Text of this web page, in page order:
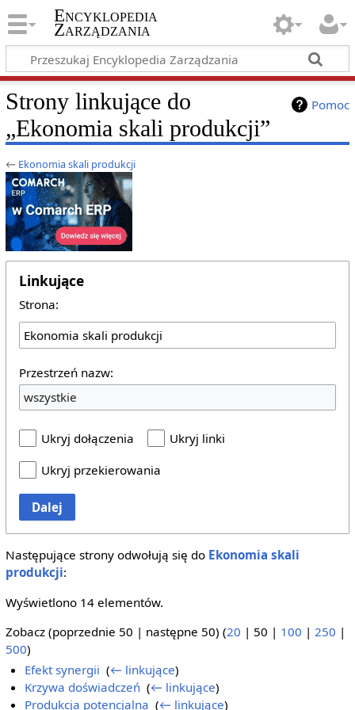
Encyklopedia
Zarządzania
Pomoc
Strony linkujące do
„Ekonomia skali produkcji”
← Ekonomia skali produkcji
Linkujące
Strona:
Przestrzeń nazw:
wszystkie
Ukryj dołączenia
Ukryj linki
Ukryj przekierowania
Dalej
Następujące strony odwołują się do Ekonomia skali
produkcji:
Wyświetlono 14 elementów.
Zobacz (poprzednie 50 | następne 50) (20 | 50 | 100 | 250 |
500)
Efekt synergii ‎(← linkujące)
Krzywa doświadczeń ‎(← linkujące)
Produkcja potencjalna ‎(← linkujące)